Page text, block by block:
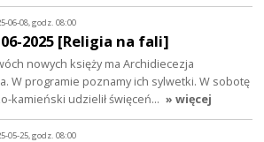
06-08, godz. 08:00
2025 [Religia na fali]
nowych księży ma Archidiecezja
W programie poznamy ich sylwetki. W sobotę
kamieński udzielił święceń… » więcej
05-25, godz. 08:00